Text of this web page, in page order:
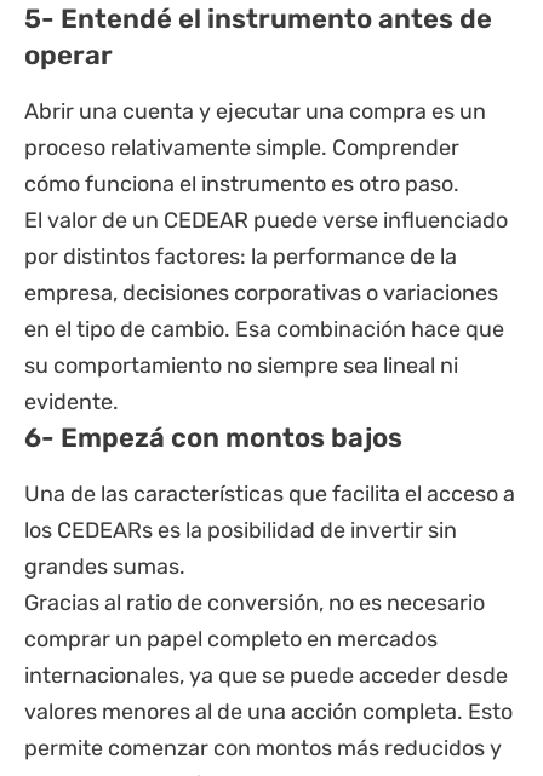
5- Entendé el instrumento antes de
operar
Abrir una cuenta y ejecutar una compra es un
proceso relativamente simple. Comprender
cómo funciona el instrumento es otro paso.
El valor de un CEDEAR puede verse influenciado
por distintos factores: la performance de la
empresa, decisiones corporativas o variaciones
en el tipo de cambio. Esa combinación hace que
su comportamiento no siempre sea lineal ni
evidente.
6- Empezá con montos bajos
Una de las características que facilita el acceso a
los CEDEARs es la posibilidad de invertir sin
grandes sumas.
Gracias al ratio de conversión, no es necesario
comprar un papel completo en mercados
internacionales, ya que se puede acceder desde
valores menores al de una acción completa. Esto
permite comenzar con montos más reducidos y